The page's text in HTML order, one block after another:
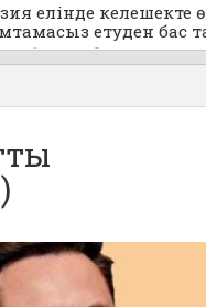
елінде келешекте
етуден бас
құқықтық негіз
бұрын 0